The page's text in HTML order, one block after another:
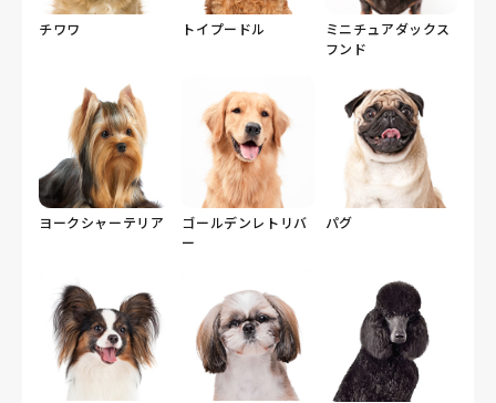
チワワ トイプードル
ミニチュアダックス
フンド
ヨークシャーテリア
ゴールデンレトリバ
ー
パグ